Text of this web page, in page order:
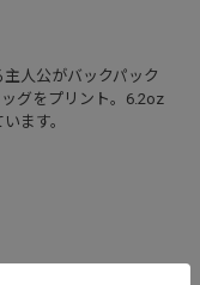
人公がバックパック
グをプリント。6.2oz
ます。